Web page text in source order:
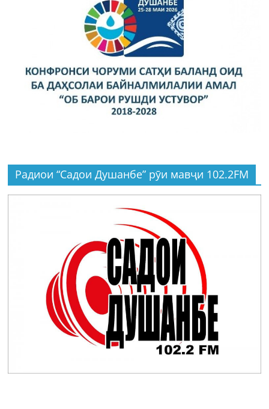
Радиои “Садои Душанбе” рӯи мавҷи 102.2FM